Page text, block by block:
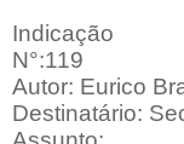
Indicação
N°:119
Autor: Eurico
Destinatário: